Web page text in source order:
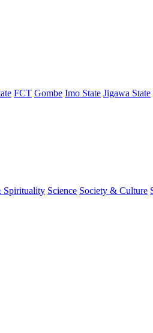
FCT Gombe Imo State Jigawa State
Spirituality Science Society & Culture